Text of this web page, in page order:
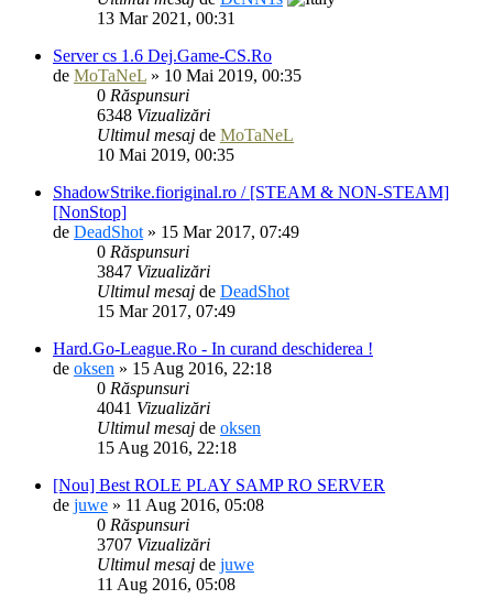
13 Mar 2021, 00:31
Server cs 1.6 Dej.Game-CS.Ro
de MoTaNeL » 10 Mai 2019, 00:35
0 Răspunsuri
6348 Vizualizări
Ultimul mesaj de MoTaNeL
10 Mai 2019, 00:35
ShadowStrike.fioriginal.ro / [STEAM & NON-STEAM]
[NonStop]
de DeadShot » 15 Mar 2017, 07:49
0 Răspunsuri
3847 Vizualizări
Ultimul mesaj de DeadShot
15 Mar 2017, 07:49
Hard.Go-League.Ro - In curand deschiderea !
de oksen » 15 Aug 2016, 22:18
0 Răspunsuri
4041 Vizualizări
Ultimul mesaj de oksen
15 Aug 2016, 22:18
[Nou] Best ROLE PLAY SAMP RO SERVER
de juwe » 11 Aug 2016, 05:08
0 Răspunsuri
3707 Vizualizări
Ultimul mesaj de juwe
11 Aug 2016, 05:08